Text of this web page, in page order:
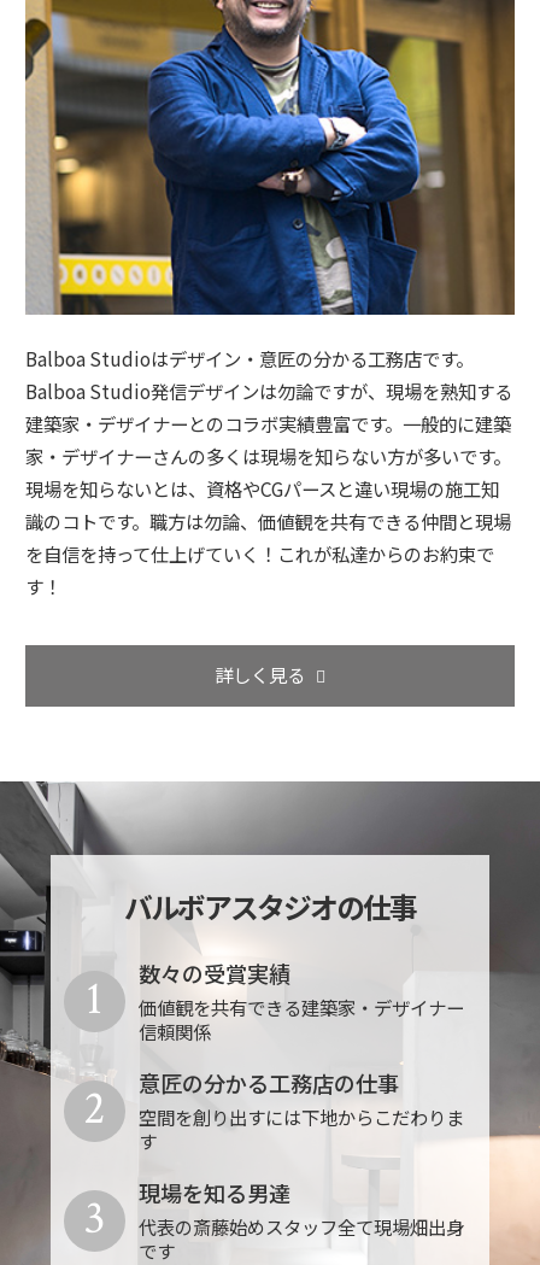
Balboa Studioはデザイン・意匠の分かる工務店です。
Balboa Studio発信デザインは勿論ですが、現場を熟知する
建築家・デザイナーとのコラボ実績豊富です。一般的に建築
家・デザイナーさんの多くは現場を知らない方が多いです。
現場を知らないとは、資格やCGパースと違い現場の施工知
識のコトです。職方は勿論、価値観を共有できる仲間と現場
を自信を持って仕上げていく！これが私達からのお約束で
す！
詳しく見る
バルボアスタジオの仕事
数々の受賞実績
価値観を共有できる建築家・デザイナー
信頼関係
1
意匠の分かる工務店の仕事
空間を創り出すには下地からこだわりま
す
2
現場を知る男達
代表の斎藤始めスタッフ全て現場畑出身
です
3